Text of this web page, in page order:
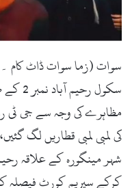
سکول
مظاہرے کی وجہ سے جی ٹی
کی لمبی لمبی قطاریں لگ
شہر مینگورہ کے علاقہ
کرکے سپریم کورٹ فیصلہ